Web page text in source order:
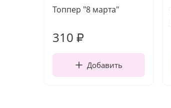
Топпер "8 марта"
310 ₽
Добавить